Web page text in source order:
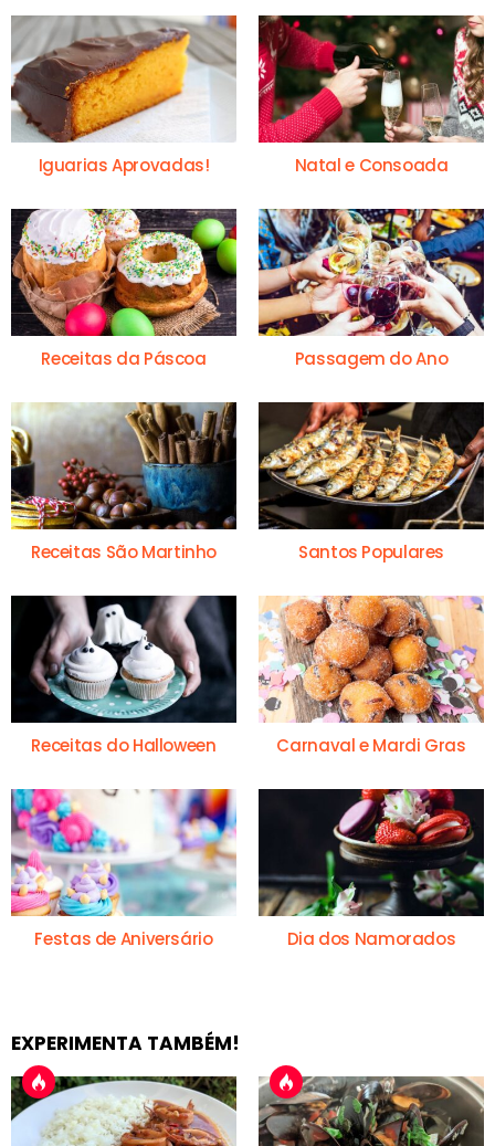
Iguarias Aprovadas! Natal e Consoada
Receitas da Páscoa Passagem do Ano
Receitas São Martinho Santos Populares
Receitas do Halloween Carnaval e Mardi Gras
Festas de Aniversário Dia dos Namorados
EXPERIMENTA TAMBÉM!